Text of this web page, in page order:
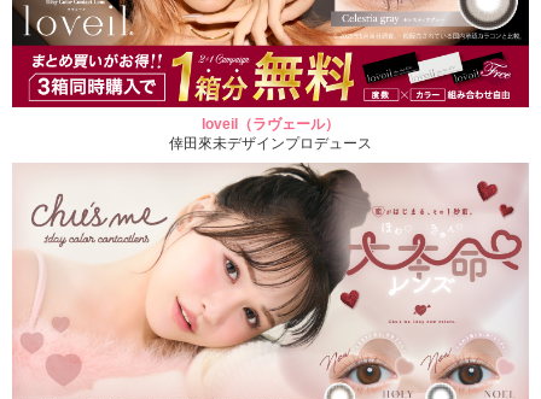
loveil（ラヴェール）
倖田來未デザインプロデュース